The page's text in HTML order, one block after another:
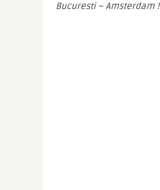
Bucuresti – Amsterdam !